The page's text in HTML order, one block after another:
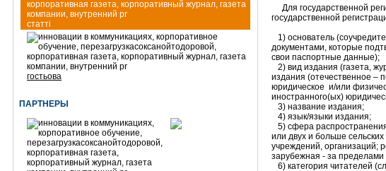
статті
гостьова
ПАРТНЕРЫ
Для государственной
государственной
1) основатель
документами, которые
свои паспортные данные);
2) вид издания (газета,
издания (отечественное –
юридическое и/или
иностранного(ых)
3) название издания;
4) язык/языки издания;
5) сфера
или двух и больше
учреждений, организаций;
зарубежная - за
6) категория читателей